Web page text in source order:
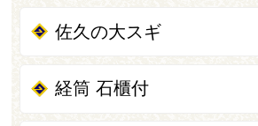
佐久の大スギ
経筒 石櫃付